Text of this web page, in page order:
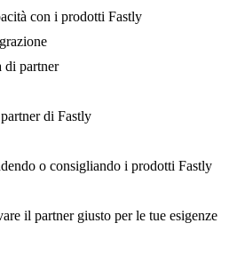
con i prodotti Fastly
di partner
di Fastly
o consigliando i prodotti Fastly
il partner giusto per le tue esigenze